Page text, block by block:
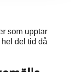
som upptar
del tid då